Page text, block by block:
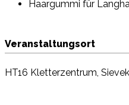
Haargummi für
Veranstaltungsort
HT16 Kletterzentrum,